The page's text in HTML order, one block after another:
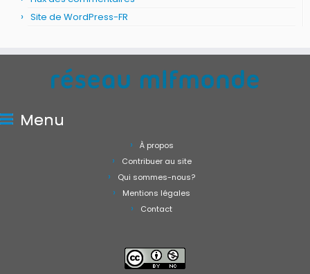
Site de WordPress-FR
Menu
À propos
Contribuer au site
Qui sommes-nous?
Mentions légales
Contact